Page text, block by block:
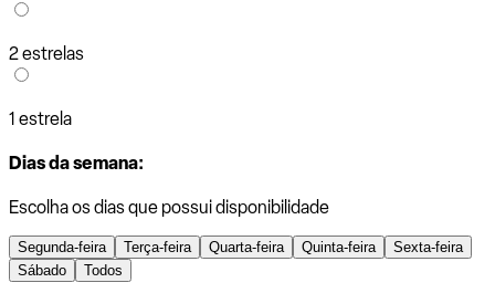
2 estrelas
1 estrela
Dias da semana:
Escolha os dias que possui disponibilidade
Segunda-feira Terça-feira Quarta-feira Quinta-feira
Sexta-feira
Sábado
Todos